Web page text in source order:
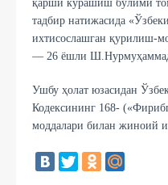
қарши курашиш бўлими
тадбир натижасида
ихтисослашган қурилиш-
— 26 ёшли Ш.Нурмуҳаммад
Ушбу ҳолат юзасидан
Кодексининг 168-
моддалари билан жиноий